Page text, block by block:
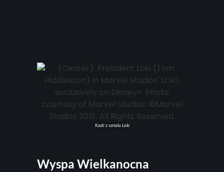
Kadr z serialu Loki
Wyspa Wielkanocna